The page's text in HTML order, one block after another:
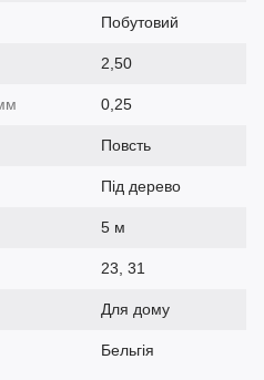
Побутовий
2,50
0,25
Повсть
Під дерево
5 м
23, 31
Для дому
Бельгія